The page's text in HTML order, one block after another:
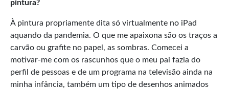
pintura?
À pintura propriamente dita só virtualmente no iPad
aquando da pandemia. O que me apaixona são os traços a
carvão ou grafite no papel, as sombras. Comecei a
motivar-me com os rascunhos que o meu pai fazia do
perfil de pessoas e de um programa na televisão ainda na
minha infância, também um tipo de desenhos animados